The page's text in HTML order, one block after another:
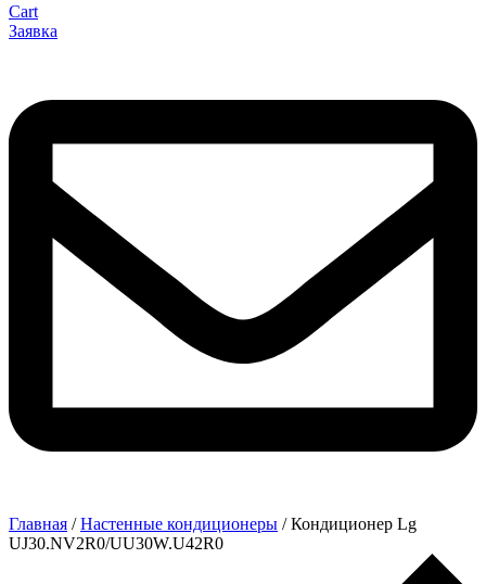
Cart
Заявка
Главная /Настенные кондиционеры / Кондиционер Lg
UJ30.NV2R0/UU30W.U42R0